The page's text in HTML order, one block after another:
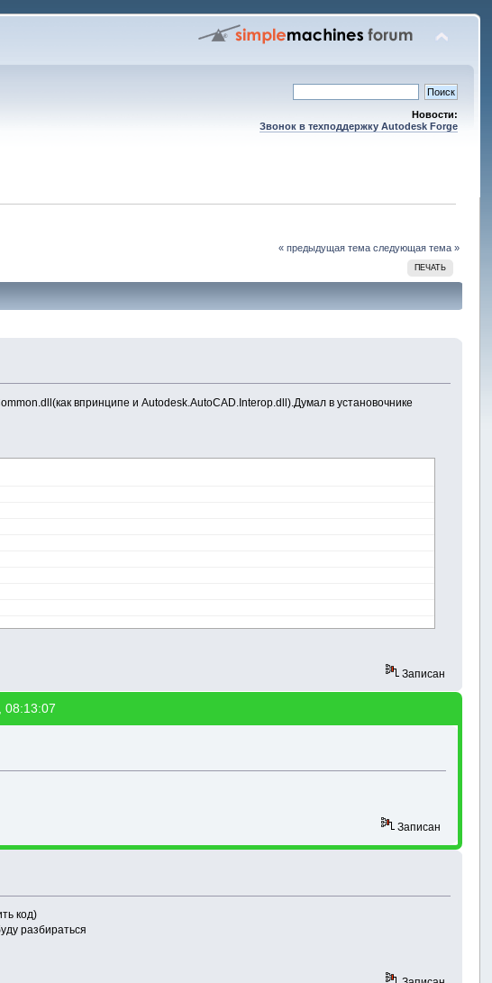
Новости:
Звонок в техподдержку Autodesk Forge
« предыдущая тема следующая тема »
ПЕЧАТЬ
впринципе и Autodesk.AutoCAD.Interop.dll).Думал в установочнике
Записан
08:13:07
Записан
код)
разбираться